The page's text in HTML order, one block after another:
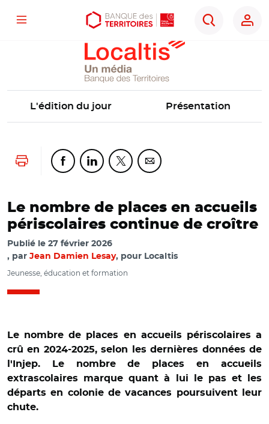
Aller
Aller
Ouvrir
d'accessibilité
Menu
Rechercher
Localtis
L'édition du jour Présentation
Lancer l'impressionPartager cette page sur Facebook
Partager cette page sur Linkedin
Partager cette page sur Twitter
Partager cette page sur
Le nombre de places en accueils
périscolaires continue de croître
Publié le 27 février 2026
par Jean Damien Lesay, pour Localtis
Jeunesse, éducation et formation
Le nombre de places en accueils périscolaires a
crû en 2024-2025, selon les dernières données de
l'Injep. Le nombre de places en accueils
extrascolaires marque quant à lui le pas et les
départs en colonie de vacances poursuivent leur
chute.